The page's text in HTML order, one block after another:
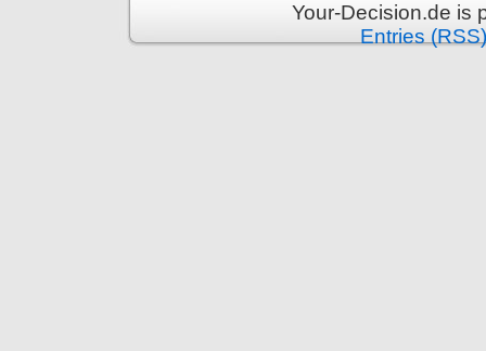
Your-Decision.de is
Entries (RSS)